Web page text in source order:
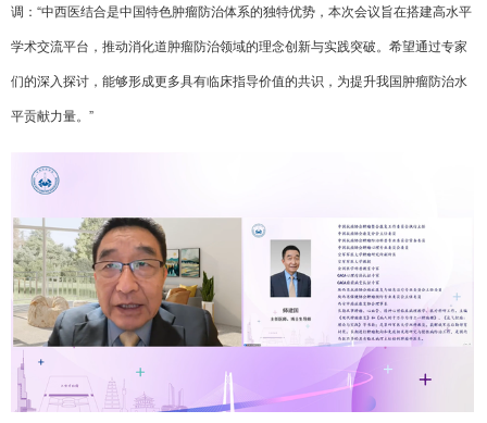
调：“中西医结合是中国特色肿瘤防治体系的独特优势，本次会议旨在搭建高水平
学术交流平台，推动消化道肿瘤防治领域的理念创新与实践突破。希望通过专家
们的深入探讨，能够形成更多具有临床指导价值的共识，为提升我国肿瘤防治水
平贡献力量。”